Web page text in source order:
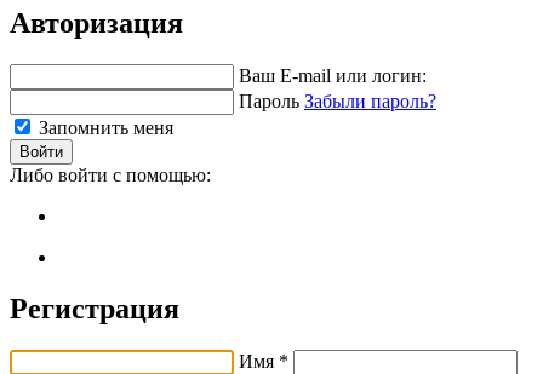
Авторизация
Ваш E-mail или логин:
Пароль Забыли пароль?
Запомнить меня
Войти
Либо войти с помощью:
Регистрация
Имя *